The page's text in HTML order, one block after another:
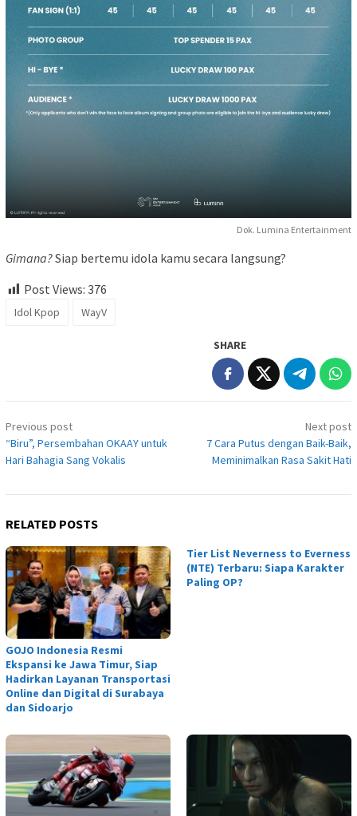
Dok. Lumina Entertainment
Gimana?Siap bertemu idola kamu secara langsung?
Post Views: 376
Idol Kpop WayV
SHARE
Post
navigation
Previous post
“Biru”, Persembahan OKAAY untuk
Hari Bahagia Sang Vokalis
Next post
7 Cara Putus dengan Baik-Baik,
Meminimalkan Rasa Sakit Hati
RELATED POSTS
GOJO Indonesia Resmi
Ekspansi ke Jawa Timur, Siap
Hadirkan Layanan Transportasi
Online dan Digital di Surabaya
dan Sidoarjo
Tier List Neverness to Everness
(NTE) Terbaru: Siapa Karakter
Paling OP?